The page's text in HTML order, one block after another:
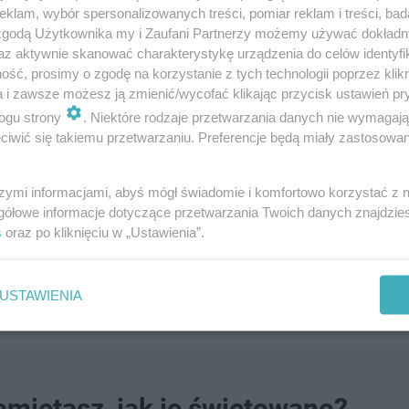
Świętego Mikołaja?
a przemawiali przez nie zmarli, którzy przychodzili na
zwierzęta mogą nam powiedzieć? Podobno
wesołą. Może zatem lepiej, że większość naszych
wybór spersonalizowanych treści, pomiar reklam i treści,
Użytkownika my i Zaufani Partnerzy możemy używać
aktywnie skanować charakterystykę urządzenia do celów
prosimy o zgodę na korzystanie z tych technologii poprzez
i zawsze możesz ją zmienić/wycofać klikając przycisk ustawień
strony
. Niektóre rodzaje przetwarzania danych nie
się takiemu przetwarzaniu. Preferencje będą miały
informacjami, abyś mógł świadomie i komfortowo korzystać z
informacje dotyczące przetwarzania Twoich danych
oraz po kliknięciu w „Ustawienia”.
USTAWIENIA